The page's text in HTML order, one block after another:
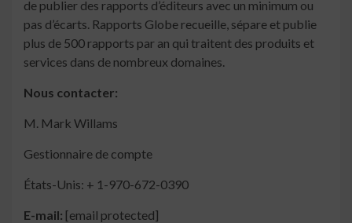
de publier des rapports d’éditeurs avec un minimum ou
pas d’écarts. Rapports Globe recueille, sépare et publie
plus de 500 rapports par an qui traitent des produits et
services dans de nombreux domaines.
Nous contacter:
M. Mark Willams
Gestionnaire de compte
États-Unis: + 1-970-672-0390
E-mail: [email protected]